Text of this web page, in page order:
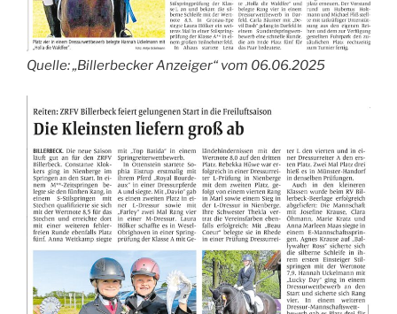
Quelle: „Billerbecker Anzeiger“ vom 06.06.2025